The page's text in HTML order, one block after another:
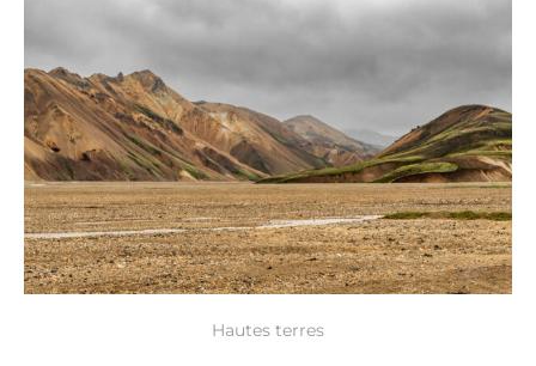
Hautes terres